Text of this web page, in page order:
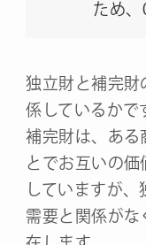
ため、
独立財と補完財
係しているかで
補完財は、ある
とでお互いの
していますが
需要と関係がな